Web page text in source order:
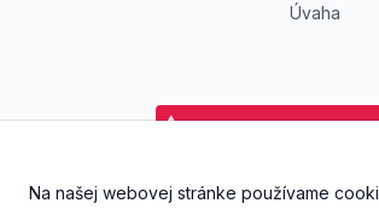
Úvaha
Na našej webovej stránke používame